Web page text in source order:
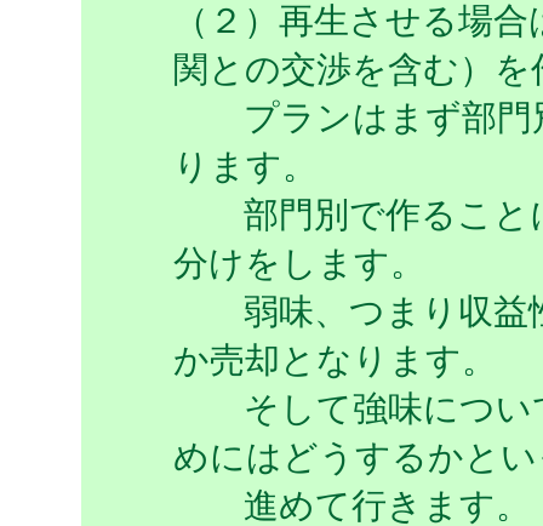
（２）再生させる場
関との交渉を含む）
プランはまず部門
ります。
部門別で作ること
分けをします。
弱味、つまり収益
か売却となります。
そして強味につい
めにはどうするかと
進めて行きます。